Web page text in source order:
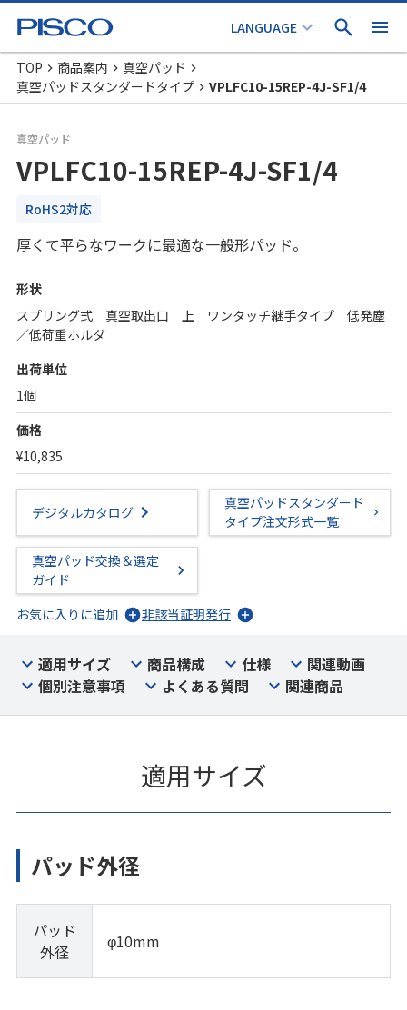
TOP 商品案内
真空パッド
真空パッドスタンダードタイプ
VPLFC10-15REP-4J-SF1/4
真空パッド
VPLFC10-15REP-4J-SF1/4
RoHS2対応
厚くて平らなワークに最適な一般形パッド。
形状
スプリング式 真空取出口 上 ワンタッチ継手タイプ 低発塵
／低荷重ホルダ
出荷単位
1個
価格
¥10,835
デジタルカタログ
真空パッドスタンダード
タイプ注文形式一覧
真空パッド交換＆選定
ガイド
お気に入りに追加
非該当証明発行
適用サイズ 商品構成 仕様
関連動画
個別注意事項
よくある質問 関連商品
適用サイズ
パッド外径
パッド
外径
φ10mm